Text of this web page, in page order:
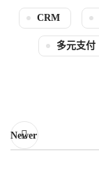
CRM
多元支付
Newer